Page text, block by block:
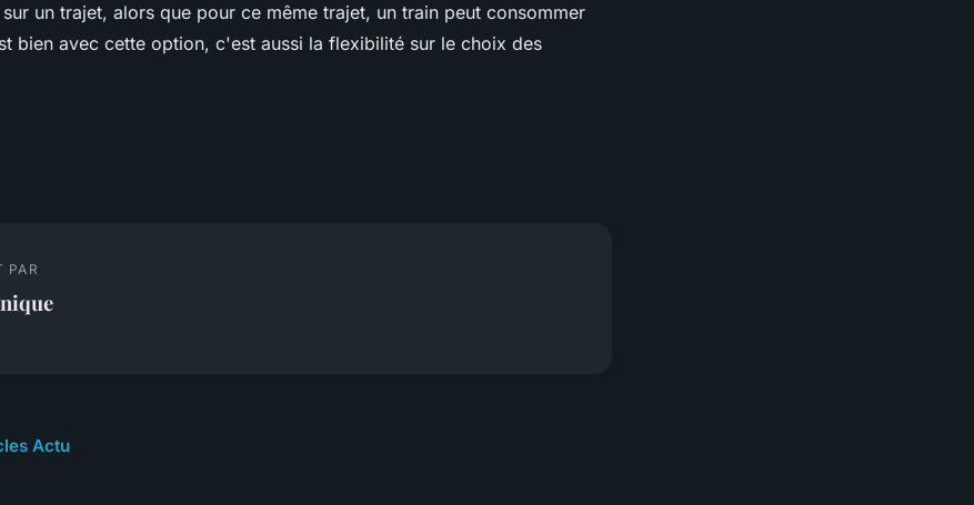
un trajet, alors que pour ce même trajet, un train peut consommer
bien avec cette option, c'est aussi la flexibilité sur le choix des
PAR
Actu